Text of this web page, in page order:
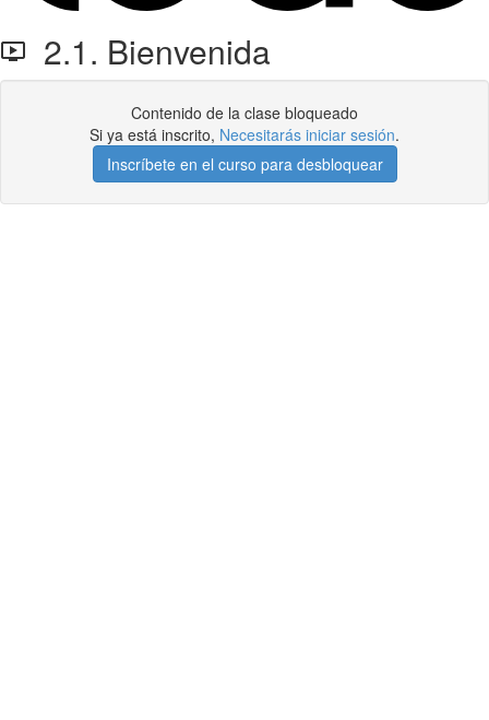
2.1. Bienvenida
Contenido de la clase bloqueado
Si ya está inscrito, Necesitarás iniciar sesión.
Inscríbete en el curso para desbloquear